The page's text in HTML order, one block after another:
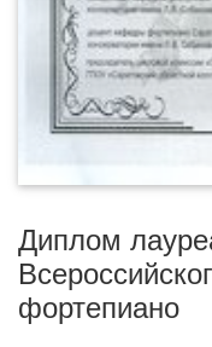
Диплом
фортепиано